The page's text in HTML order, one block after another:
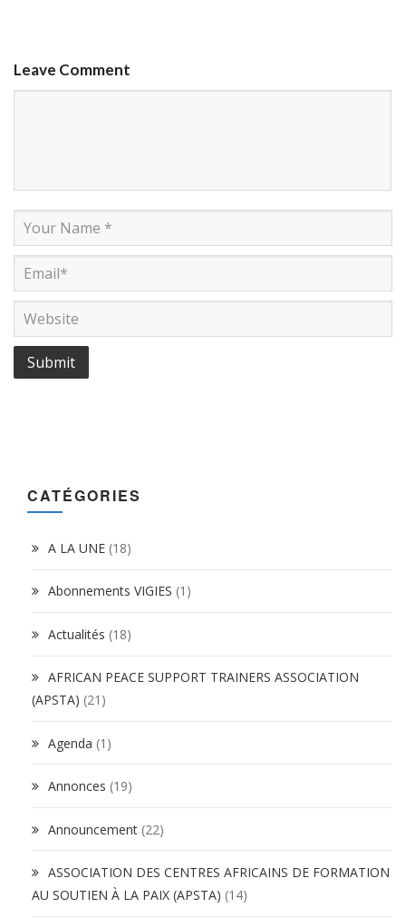
Leave Comment
CATÉGORIES
A LA UNE (18)
Abonnements VIGIES (1)
Actualités (18)
AFRICAN PEACE SUPPORT TRAINERS ASSOCIATION
(APSTA) (21)
Agenda (1)
Annonces (19)
Announcement (22)
ASSOCIATION DES CENTRES AFRICAINS DE FORMATION
AU SOUTIEN À LA PAIX (APSTA) (14)